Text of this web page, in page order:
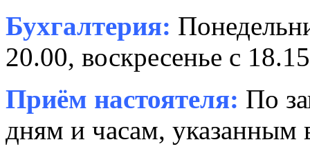
Бухгалтерия:
20.00, воскресенье с
Приём настоятеля: По
дням и часам, указанным